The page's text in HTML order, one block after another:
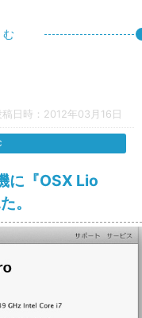
稿日時：2012年03月16日
に『OSX Lio
。